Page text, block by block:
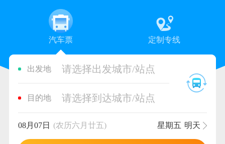
汽车票 定制专线
出发地 请选择出发城市/站点
目的地 请选择到达城市/站点
08月07日 (农历六月廿五) 星期五 明天